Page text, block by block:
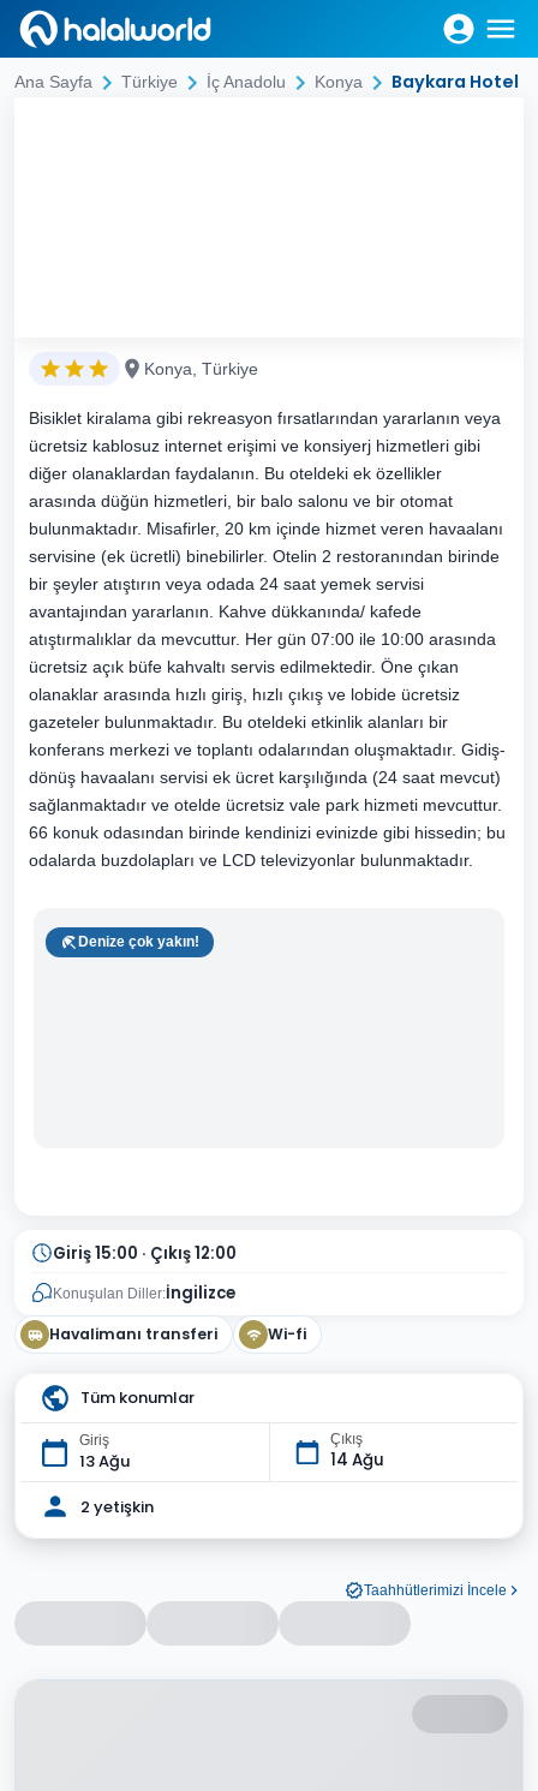
Ana Sayfa Türkiye İç Anadolu Konya Baykara Hotel
Konya, Türkiye
Bisiklet kiralama gibi rekreasyon fırsatlarından yararlanın veya
ücretsiz kablosuz internet erişimi ve konsiyerj hizmetleri gibi
diğer olanaklardan faydalanın. Bu oteldeki ek özellikler
arasında düğün hizmetleri, bir balo salonu ve bir otomat
bulunmaktadır. Misafirler, 20 km içinde hizmet veren havaalanı
servisine (ek ücretli) binebilirler. Otelin 2 restoranından birinde
bir şeyler atıştırın veya odada 24 saat yemek servisi
avantajından yararlanın. Kahve dükkanında/ kafede
atıştırmalıklar da mevcuttur. Her gün 07:00 ile 10:00 arasında
ücretsiz açık büfe kahvaltı servis edilmektedir. Öne çıkan
olanaklar arasında hızlı giriş, hızlı çıkış ve lobide ücretsiz
gazeteler bulunmaktadır. Bu oteldeki etkinlik alanları bir
konferans merkezi ve toplantı odalarından oluşmaktadır. Gidiş-
dönüş havaalanı servisi ek ücret karşılığında (24 saat mevcut)
sağlanmaktadır ve otelde ücretsiz vale park hizmeti mevcuttur.
66 konuk odasından birinde kendinizi evinizde gibi hissedin; bu
odalarda buzdolapları ve LCD televizyonlar bulunmaktadır.
Denize çok yakın!
Giriş 15:00 · Çıkış 12:00
Konuşulan Diller:İngilizce
Havalimanı transferi Wi-fi
Tüm konumlar
Giriş
13 Ağu
Çıkış
14 Ağu
2 yetişkin
Taahhütlerimizi İncele